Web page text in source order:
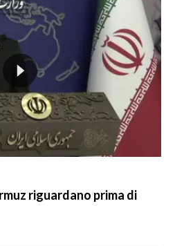
riguardano prima di